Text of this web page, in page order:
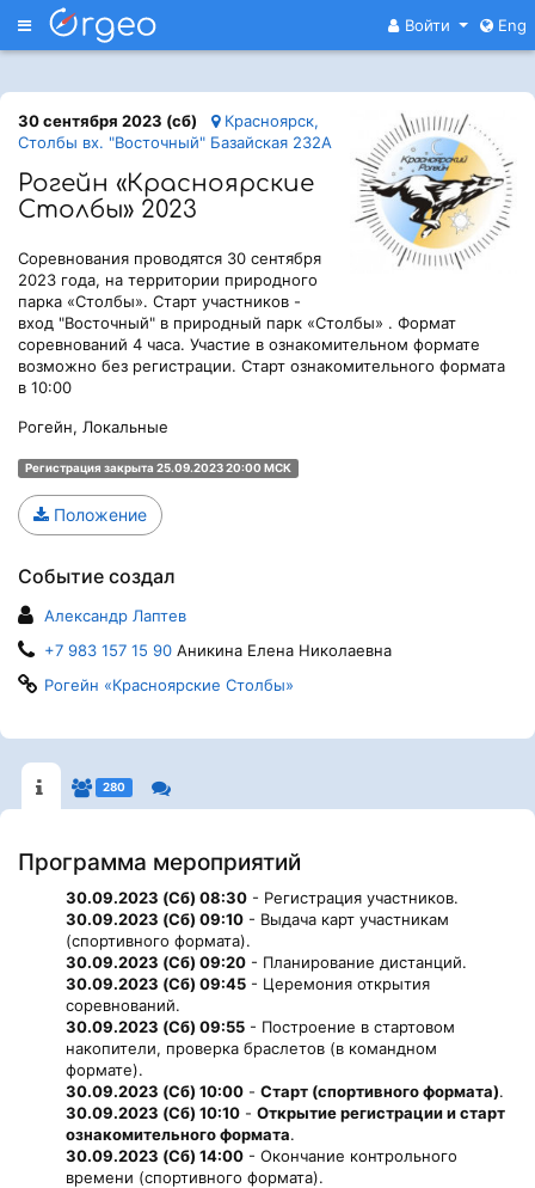
Меню Войти Eng
30 сентября 2023 (сб)
Красноярск,
Столбы вх. "Восточный" Базайская 232А
Рогейн «Красноярские
Столбы» 2023
Соревнования проводятся 30 сентября
2023 года, на территории природного
парка «Столбы». Старт участников -
вход "Восточный" в природный парк «Столбы» . Формат
соревнований 4 часа. Участие в ознакомительном формате
возможно без регистрации. Старт ознакомительного формата
в 10:00
Рогейн, Локальные
Регистрация закрыта 25.09.2023 20:00 МСК
Положение
Событие создал
Александр Лаптев
+7 983 157 15 90 Аникина Елена Николаевна
Рогейн «Красноярские Столбы»
280
Программа мероприятий
30.09.2023 (Сб) 08:30 - Регистрация участников.
30.09.2023 (Сб) 09:10 - Выдача карт участникам
(спортивного формата).
30.09.2023 (Сб) 09:20 - Планирование дистанций.
30.09.2023 (Сб) 09:45 - Церемония открытия
соревнований.
30.09.2023 (Сб) 09:55 - Построение в стартовом
накопители, проверка браслетов (в командном
формате).
30.09.2023 (Сб) 10:00 - Старт (спортивного формата).
30.09.2023 (Сб) 10:10 - Открытие регистрации и старт
ознакомительного формата.
30.09.2023 (Сб) 14:00 - Окончание контрольного
времени (спортивного формата).